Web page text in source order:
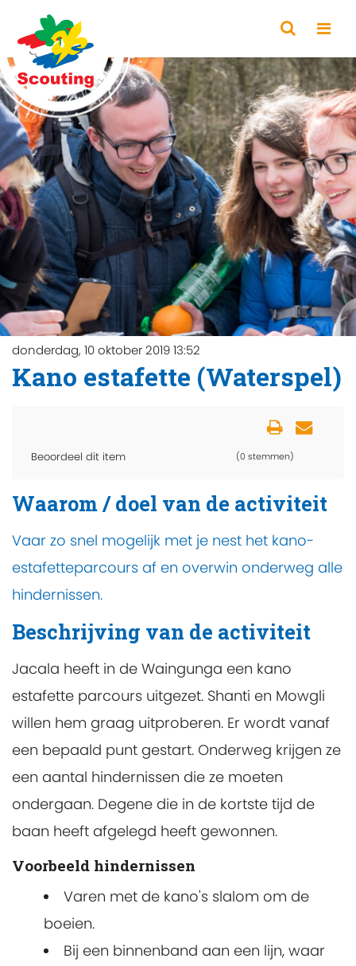
donderdag, 10 oktober 2019 13:52
Kano estafette (Waterspel)
Beoordeel dit item (0 stemmen)
Waarom / doel van de activiteit
Vaar zo snel mogelijk met je nest het kano-
estafetteparcours af en overwin onderweg alle
hindernissen.
Beschrijving van de activiteit
Jacala heeft in de Waingunga een kano
estafette parcours uitgezet. Shanti en Mowgli
willen hem graag uitproberen. Er wordt vanaf
een bepaald punt gestart. Onderweg krijgen ze
een aantal hindernissen die ze moeten
ondergaan. Degene die in de kortste tijd de
baan heeft afgelegd heeft gewonnen.
Voorbeeld hindernissen
Varen met de kano's slalom om de
boeien.
Bij een binnenband aan een lijn, waar